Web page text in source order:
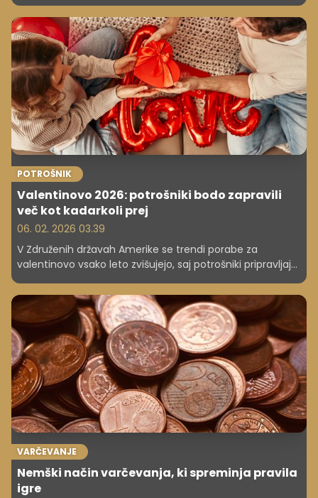
POTROŠNIK
Valentinovo 2026: potrošniki bodo zapravili
več kot kadarkoli prej
06. 02. 2026 03.39
V Združenih državah Amerike se trendi porabe za
valentinovo vsako leto zvišujejo, saj potrošniki pripravljajo
darila za partnerje, prijatelje, sodelavce in celo hišne
ljubljenčke. Po napovedih National Retail Federation (NRF)
bo letošnja poraba dosegla rekordnih približno 27,1
milijarde evrov, kar je največ doslej.
VARČEVANJE
Nemški način varčevanja, ki spreminja pravila
igre